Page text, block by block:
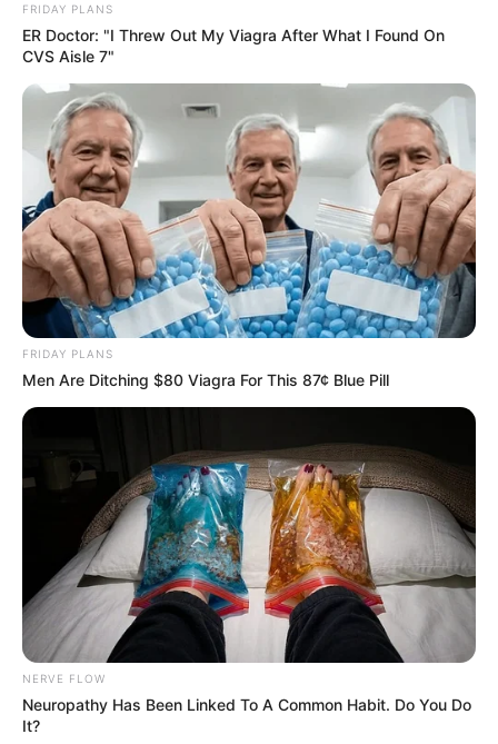
FRIDAY PLANS
ER Doctor: "I Threw Out My Viagra After What I Found On
CVS Aisle 7"
FRIDAY PLANS
Men Are Ditching $80 Viagra For This 87¢ Blue Pill
NERVE FLOW
Neuropathy Has Been Linked To A Common Habit. Do You Do
It?